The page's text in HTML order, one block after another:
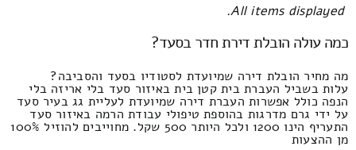
All items displayed.
כמה עולה הובלת דירת חדר בסעד?
מה מחיר הובלת דירה שמיועדת לסטודיו בסעד והסביבה?
עלות בשביל העברת בית קטן בית באיזור סעד בלי אריזה בלי
הנפה כולל אפשרות העברת דירה שמיועדת לעליית גג בעיר סעד
על ידי גרם מדרגות בהוספת טיפולי עבודת הרמה באיזור סעד
התעריף הינו 1200 ולכל היותר 500 שקל. מחוייבים להוזיל 100%
מן ההצעות